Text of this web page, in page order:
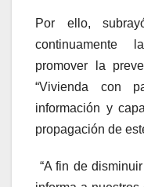
Por ello,
continuamente
promover la
“Vivienda con
información y
propagación de
“A fin de